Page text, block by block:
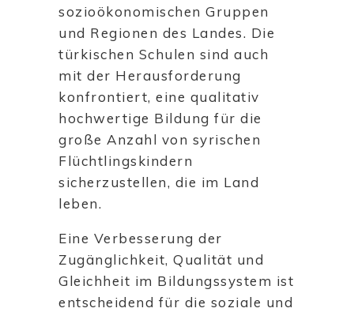
sozioökonomischen Gruppen
und Regionen des Landes. Die
türkischen Schulen sind auch
mit der Herausforderung
konfrontiert, eine qualitativ
hochwertige Bildung für die
große Anzahl von syrischen
Flüchtlingskindern
sicherzustellen, die im Land
leben.
Eine Verbesserung der
Zugänglichkeit, Qualität und
Gleichheit im Bildungssystem ist
entscheidend für die soziale und